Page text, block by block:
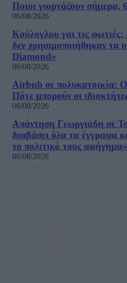
Ποιοι γιορτάζουν σήμερα,
06/08/2026
Κούλογλου γαι τις
δεν χρησιμοποιήθηκαν τα
Diamond»
06/08/2026
Airbnb σε πολυκατοικία:
Πότε μπορούν οι
06/08/2026
Απάντηση Γεωργιάδη σε
διαβάσει όλα τα έγγραφα
το πολιτικό τους αφήγημα»
06/08/2026